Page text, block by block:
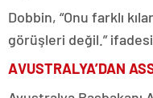
Dobbin, “Onu farklı
görüşleri değil.”
AVUSTRALYA’DAN